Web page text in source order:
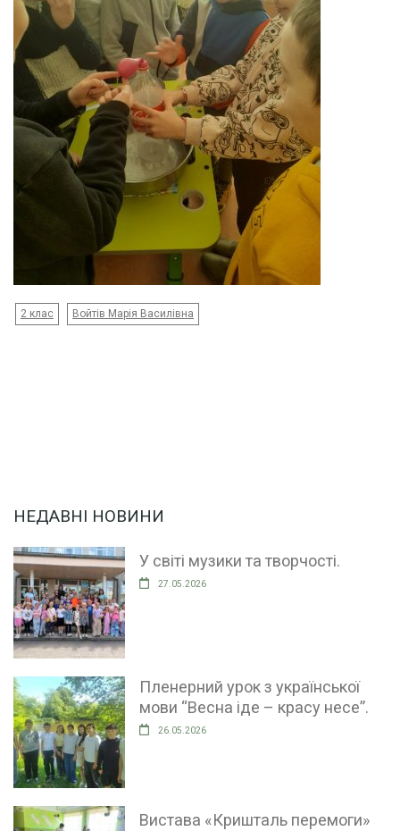
2 клас Войтів Марія Василівна
НЕДАВНІ НОВИНИ
У світі музики та творчості.
27.05.2026
Пленерний урок з української
мови “Весна іде – красу несе”.
26.05.2026
Вистава «Кришталь перемоги»